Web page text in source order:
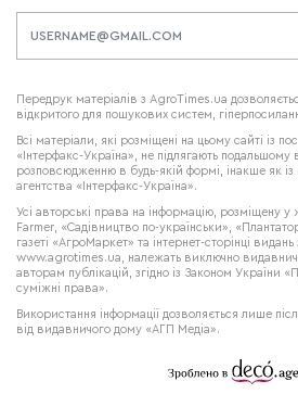
Передрук матеріалів з AgroTimes.ua
відкритого для пошукових систем,
Всі матеріали, які розміщені на цьому сайті із
«Інтерфакс-Україна», не підлягають подальшому
розповсюдженню в будь-якій формі, інакше як
агентства «Інтерфакс-Україна».
Усі авторські права на інформацію, розміщену у
Farmer , «Садівництво по-українськи»,
газеті «АгроМаркет» та інтернет-сторінці
www.agrotimes.ua,
належать виключно
авторам публікацій, згідно із Законом України
суміжні права».
Використання інформації дозволяється лише
від видавничого дому «АГП Медіа».